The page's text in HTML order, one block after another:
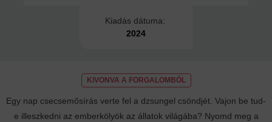
Kiadás dátuma:
2024
Egy nap csecsemősírás verte fel a dzsungel csöndjét. Vajon be tud-
e illeszkedni az emberkölyök az állatok világába? Nyomd meg a
KIVONVA A FORGALOMBÓL